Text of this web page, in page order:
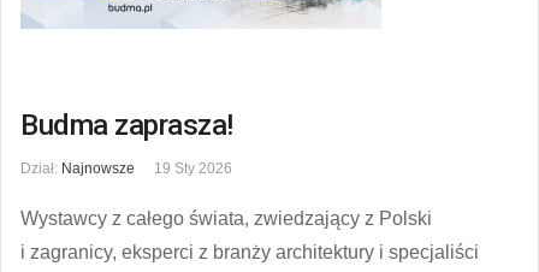
Budma zaprasza!
Dział: Najnowsze 19 Sty 2026
Wystawcy z całego świata, zwiedzający z Polski
i zagranicy, eksperci z branży architektury i specjaliści